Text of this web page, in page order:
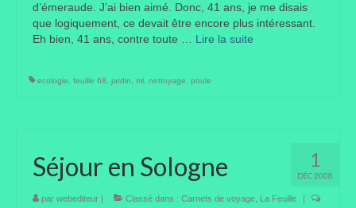
d’émeraude. J’ai bien aimé. Donc, 41 ans, je me disais
que logiquement, ce devait être encore plus intéressant.
Eh bien, 41 ans, contre toute … Lire la suite­­
ecologie feuille 68 jardin ml nettoyage poule
1
DÉC 2008
Séjour en Sologne
par webediteur | Classé dans : Carnets de voyage La Feuille
|